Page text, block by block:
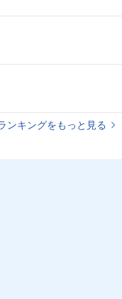
ンキングをもっと見る